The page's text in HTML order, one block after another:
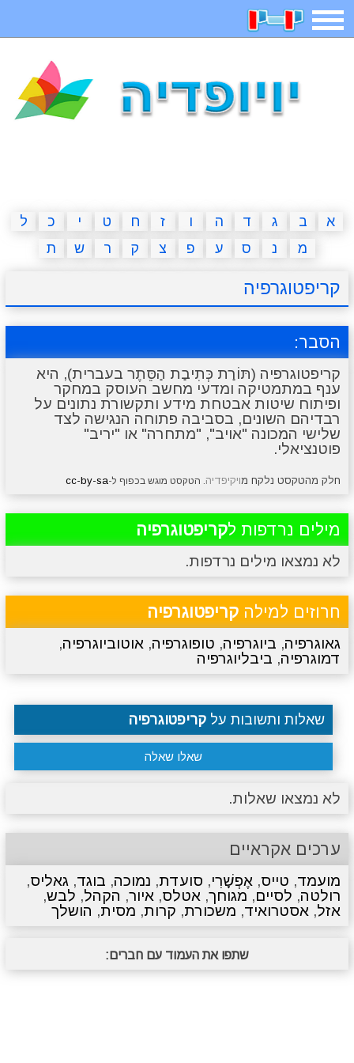
תפריט
איש תלוי מדריכים פוקימון גו מצא הבדלים
יצירה משחקי בנות אשליות חדשות
מתכונים טריוויה מגניבים סרטונים
א ב ג ד ה ו ז ח ט י כ
ל
מ
נ ס ע פ צ ק ר ש ת
קריפטוגרפיה
הסבר:
קריפטוגרפיה (תּוֹרַת כְּתִיבַת הַסֵּתֶר בעברית), היא
ענף במתמטיקה ומדעי מחשב העוסק במחקר
ופיתוח שיטות אבטחת מידע ותקשורת נתונים על
רבדיהם השונים, בסביבה פתוחה הנגישה לצד
שלישי המכונה "אויב", "מתחרה" או "יריב"
פוטנציאלי.
חלק מהטקסט נלקח מויקיפדיה . הטקסט מוגש בכפוף ל-cc-by-sa
מילים נרדפות לקריפטוגרפיה
לא נמצאו מילים נרדפות.
חרוזים למילה קריפטוגרפיה
גאוגרפיה, ביוגרפיה, טופוגרפיה, אוטוביוגרפיה,
דמוגרפיה, ביבליוגרפיה
שאלות ותשובות על קריפטוגרפיה
שאלו שאלה
לא נמצאו שאלות.
ערכים אקראיים
מועמד, טייס, אֶפְשָׁרִי, סועדת, נמוכה, בוגד, גאליס,
רולטה, לסיים, מגוחך, אטלס, איור, הקהל, לבש,
אזל, אסטרואיד, משכורת, קרות, מסית, הושלך
שתפו את העמוד עם חברים: